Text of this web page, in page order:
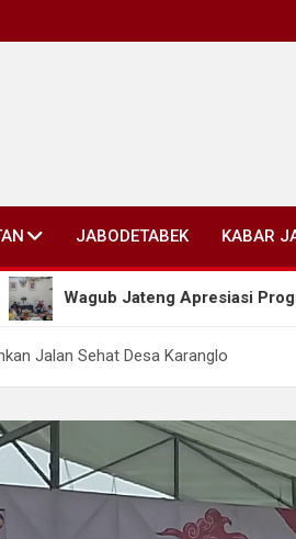
JABODETABEK KABAR
Jateng Apresiasi Program
Jalan Sehat Desa Karanglo